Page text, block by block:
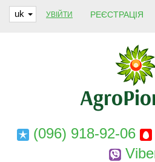
uk УВІЙТИ РЕЄСТРАЦІЯ
ДОСТАВКА І
ПРО НАС
ГАРАНТІЇ
КОНТАКТИ
(096) 918-92-06